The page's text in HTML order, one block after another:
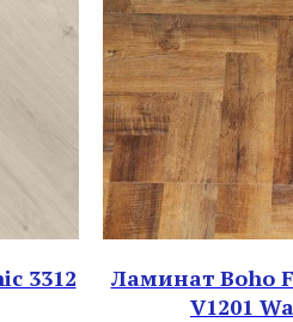
3312
Ламинат Boho
V1201